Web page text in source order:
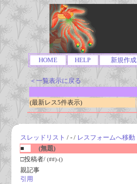
HOME HELP 新規作成
＜一覧表示に戻る
(最新レス5件表示)
スレッドリスト / - / レスフォームへ移動
■
(無題)
□投稿者/ (##)-()
親記事
引用